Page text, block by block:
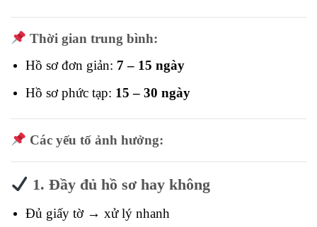
Thời gian trung bình:
Hồ sơ đơn giản: 7 – 15 ngày
Hồ sơ phức tạp: 15 – 30 ngày
Các yếu tố ảnh hưởng:
1. Đầy đủ hồ sơ hay không
Đủ giấy tờ → xử lý nhanh